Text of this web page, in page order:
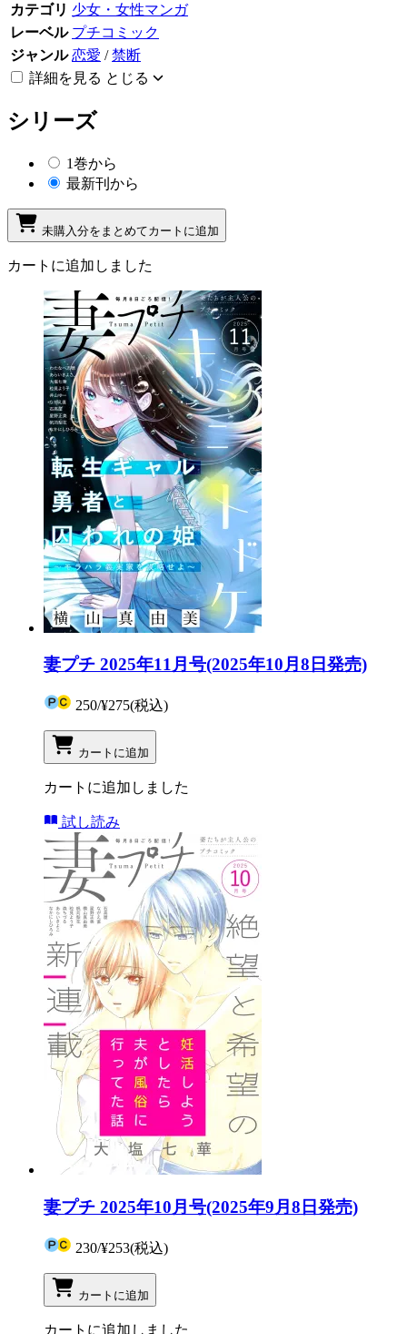
カテゴリ 少女・女性マンガ
レーベル プチコミック
ジャンル 恋愛 /禁断
詳細を見る とじる
シリーズ
1巻から
最新刊から
未購入分をまとめてカートに追加
カートに追加しました
妻プチ 2025年11月号(2025年10月8日発売)
250/¥275(税込)
カートに追加
カートに追加しました
試し読み
妻プチ 2025年10月号(2025年9月8日発売)
230/¥253(税込)
カートに追加
カートに追加しました